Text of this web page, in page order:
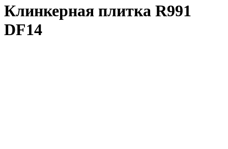
Клинкерная плитка R991
DF14